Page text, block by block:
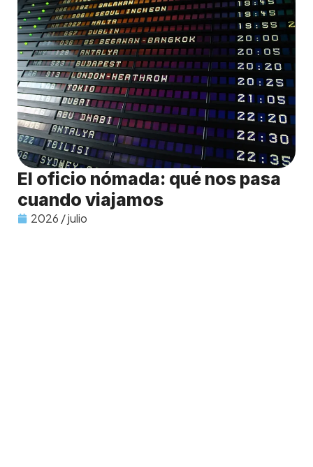
El oficio nómada: qué nos pasa
cuando viajamos
2026 / julio